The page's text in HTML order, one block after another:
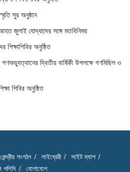
সুর অনুষ্ঠান
জুলাই যোদ্ধাদের সঙ্গে মতবিনিময়
শিক্ষাশিবির অনুষ্ঠিত
দ্বিতীয় বার্ষিকী উপলক্ষে গণমিছিল ও
শিবির অনুষ্ঠিত
কেন্দ্রীয় সংগঠন লাইব্রেরী
সাইট ম্যাপ
পলিসি
যোগাযোগ